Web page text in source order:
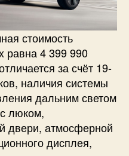
стоимость
равна 4 399 990
за счёт 19-
наличия системы
дальним светом
люком,
двери, атмосферной
дисплея,